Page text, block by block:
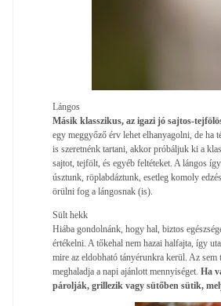
Lángos
Másik klasszikus, az igazi jó sajtos-
egy meggyőző érv lehet elhanyagolni, de ha
is szeretnénk tartani, akkor próbáljuk ki a
sajtot, tejfölt, és egyéb feltéteket. A lángos
úsztunk, röplabdáztunk, esetleg komoly
örülni fog a lángosnak (is).
Sült hekk
Hiába gondolnánk, hogy hal, biztos
értékelni. A tőkehal nem hazai halfajta, így
mire az eldobható tányérunkra kerül. Az
meghaladja a napi ajánlott mennyiséget. Ha
párolják, grillezik vagy sütőben sütik,